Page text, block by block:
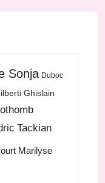
Sonja Duboc
Ghislain
Tackian
Marilyse